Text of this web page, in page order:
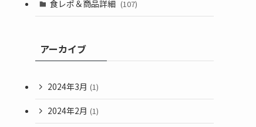
食レポ＆商品詳細 (107)
アーカイブ
2024年3月 (1)
2024年2月 (1)